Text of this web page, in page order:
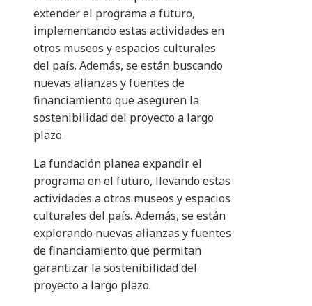
extender el programa a futuro,
implementando estas actividades en
otros museos y espacios culturales
del país. Además, se están buscando
nuevas alianzas y fuentes de
financiamiento que aseguren la
sostenibilidad del proyecto a largo
plazo.
La fundación planea expandir el
programa en el futuro, llevando estas
actividades a otros museos y espacios
culturales del país. Además, se están
explorando nuevas alianzas y fuentes
de financiamiento que permitan
garantizar la sostenibilidad del
proyecto a largo plazo.